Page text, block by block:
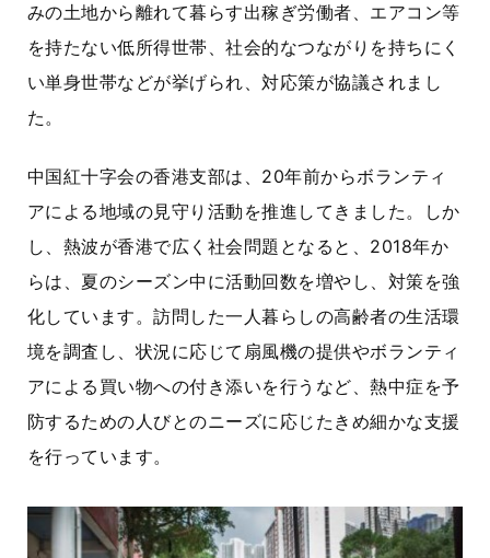
みの土地から離れて暮らす出稼ぎ労働者、エアコン等
を持たない低所得世帯、社会的なつながりを持ちにく
い単身世帯などが挙げられ、対応策が協議されまし
た。
中国紅十字会の香港支部は、 20年前からボランティ
アによる地域の見守り活動を推進してきました。しか
し、熱波が香港で広く社会問題となると、 2018年か
らは、夏のシーズン中に活動回数を増やし、対策を強
化しています。訪問した一人暮らしの高齢者の生活環
境を調査し、状況に応じて扇風機の提供やボランティ
アによる買い物への付き添いを行うなど、熱中症を予
防するための人びとのニーズに応じたきめ細かな支援
を行っています。